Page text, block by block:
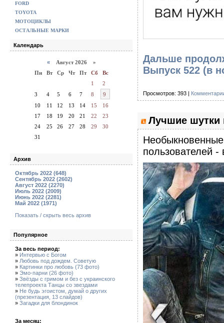
FORD
TOYOTA
МОТОЦИКЛЫ
ОСТАЛЬНЫЕ МАРКИ
Календарь
« Август 2026 »
Пн
Вт Ср Чт Пт Сб
Вс
1
2
3
4 5 6 7 8
9
10
11 12 13 14 15
16
17
18 19 20 21 22
23
24
25 26 27 28 29
30
31
Архив
Октябрь 2022 (648)
Сентябрь 2022 (2602)
Август 2022 (2270)
Июль 2022 (2009)
Июнь 2022 (2281)
Май 2022 (1971)
Показать / скрыть весь архив
Популярное
За весь период:
» Интервью с Богом
» Любовь под дождем. Советую
» Картинки про любовь (73 фото)
» Эмо-парни (26 фото)
» Звёзды с гримом и без с украинского
телепроекта Танцы со звездами
» Не будь эгоистом, думай о других
(презентация, 13 слайдов)
» Загадки для блондинок
За месяц:
Дальше
Выпуск 522 (в
Просмотров: 393 |
Лучшие шутки
пользователей